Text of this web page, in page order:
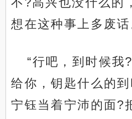
想在这种事上多废话
“行吧，到时候我
给你，钥匙什么的
宁钰当着宁沛的面?